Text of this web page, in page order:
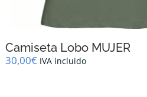
Camiseta Lobo MUJER
30,00€ IVA incluido